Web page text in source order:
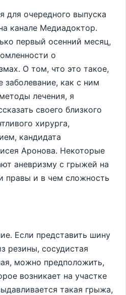
для очередного выпуска
канале Медиадоктор.
первый осенний месяц,
о
О том, что это такое,
заболевание, как с ним
лечения, я
своего близкого
хирурга,
кандидата
Аронова. Некоторые
аневризму с грыжей на
правы и в чем сложность
Если представить шину
резины, сосудистая
можно предположить,
возникает на участке
такая грыжа,